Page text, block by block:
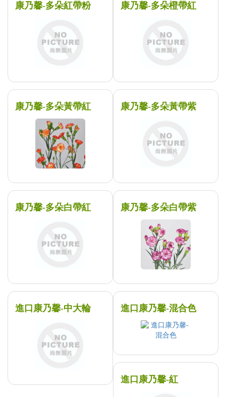
康乃馨-多朵紅帶粉 康乃馨-多朵橙帶紅
康乃馨-多朵黃帶紅 康乃馨-多朵黃帶紫
康乃馨-多朵白帶紅 康乃馨-多朵白帶紫
進口康乃馨-中大輪 進口康乃馨-混合色
進口康乃馨-紅